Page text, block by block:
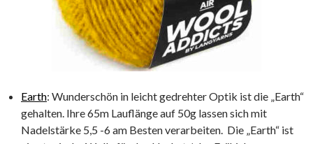
Earth: Wunderschön in leicht gedrehter Optik ist die „Earth“
gehalten. Ihre 65m Lauflänge auf 50g lassen sich mit
Nadelstärke 5,5 -6 am Besten verarbeiten. Die „Earth“ ist